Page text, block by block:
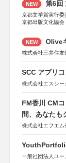
NEW 第6回
京都文学賞実行委
京都出版文化協会
KADOKAWA、河
集英社、小学館、
マ社、徳間書店、
NEW Olive
株式会社三井住友
SCC アプリ
株式会社エスシー
FM香川 CM
間、あなたも
株式会社エフエム
一般社団法人ユ